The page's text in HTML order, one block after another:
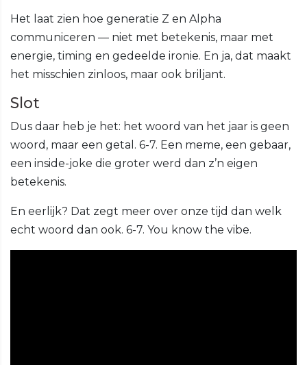
Het laat zien hoe generatie Z en Alpha
communiceren — niet met betekenis, maar met
energie, timing en gedeelde ironie. En ja, dat maakt
het misschien zinloos, maar ook briljant.
Slot
Dus daar heb je het: het woord van het jaar is geen
woord, maar een getal. 6-7. Een meme, een gebaar,
een inside-joke die groter werd dan z’n eigen
betekenis.
En eerlijk? Dat zegt meer over onze tijd dan welk
echt woord dan ook. 6-7. You know the vibe.